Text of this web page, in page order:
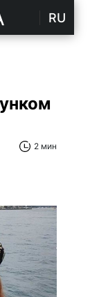
RU
2 мин